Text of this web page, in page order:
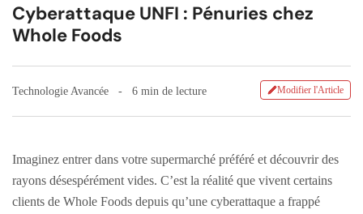
Cyberattaque UNFI : Pénuries chez
Whole Foods
Technologie Avancée 6 min de lecture Modifier l'Article
Imaginez entrer dans votre supermarché préféré et découvrir des
rayons désespérément vides. C’est la réalité que vivent certains
clients de Whole Foods depuis qu’une cyberattaque a frappé